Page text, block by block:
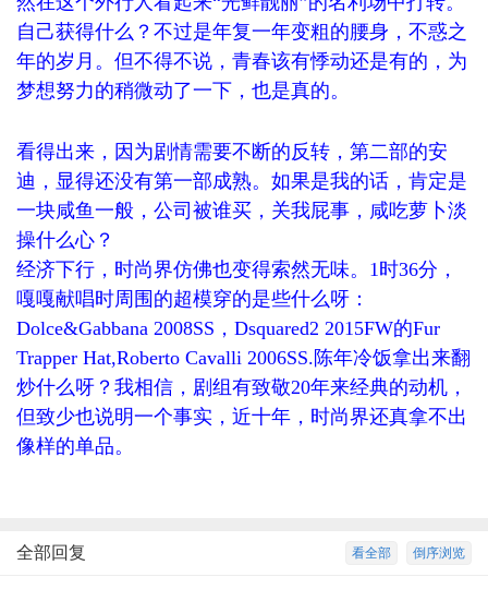
自己获得什么？不过是年复一年变粗的腰身，不惑之
年的岁月。但不得不说，青春该有悸动还是有的，为
梦想努力的稍微动了一下，也是真的。
看得出来，因为剧情需要不断的反转，第二部的安
迪，显得还没有第一部成熟。如果是我的话，肯定是
一块咸鱼一般，公司被谁买，关我屁事，咸吃萝卜淡
操什么心？
经济下行，时尚界仿佛也变得索然无味。1时36分，
嘎嘎献唱时周围的超模穿的是些什么呀：
Dolce&Gabbana 2008SS，Dsquared2 2015FW的Fur
Trapper Hat,Roberto Cavalli 2006SS.陈年冷饭拿出来翻
炒什么呀？我相信，剧组有致敬20年来经典的动机，
但致少也说明一个事实，近十年，时尚界还真拿不出
像样的单品。
倒序浏览
看全部
全部回复